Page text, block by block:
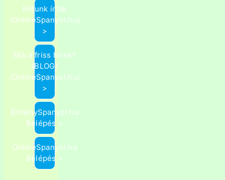
Rólunk írták
(OnlineSpanyol.hu)
>
Mik a friss hírek?
(BLOG)
(OnlineSpanyol.hu)
>
ÉlménySpanyol.hu
Belépés >
OnlineSpanyol.hu
Belépés >